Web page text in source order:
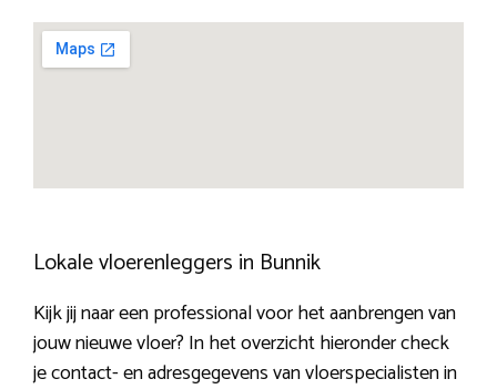
Lokale vloerenleggers in Bunnik
Kijk jij naar een professional voor het aanbrengen van
jouw nieuwe vloer? In het overzicht hieronder check
je contact- en adresgegevens van vloerspecialisten in